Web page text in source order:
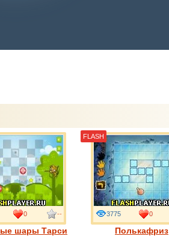
шары Тарси
0 --
Полькафриз
3775 0
FLASH